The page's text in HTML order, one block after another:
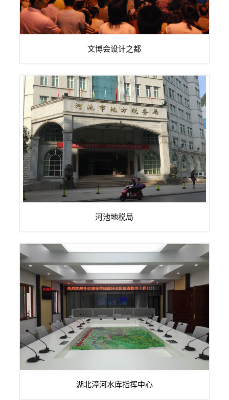
文博会设计之都
设机构有办公室、政策法规科、征管和科...
河池地税局
湖北漳河水库指挥中心